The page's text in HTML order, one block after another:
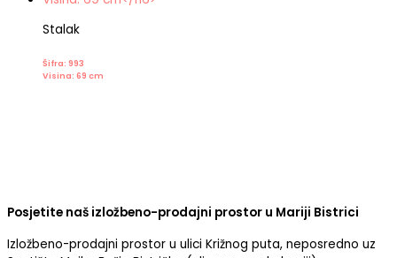
Stalak
Šifra: 993
Visina: 69 cm
Posjetite naš izložbeno-prodajni prostor u Mariji Bistrici
Izložbeno-prodajni prostor u ulici Križnog puta, neposredno uz